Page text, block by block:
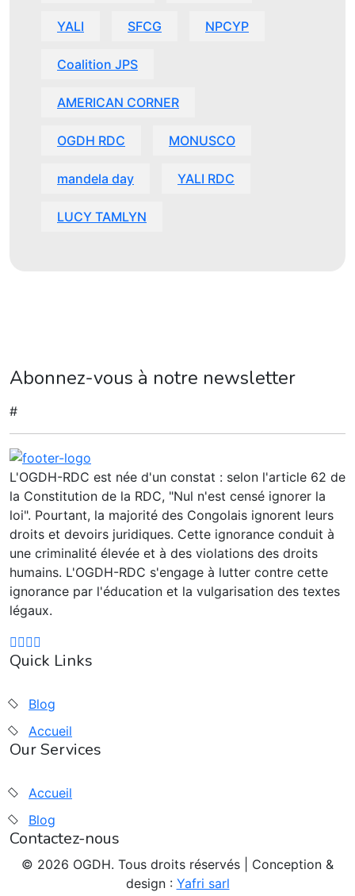
YALI SFCG NPCYP
Coalition JPS
AMERICAN CORNER
OGDH RDC MONUSCO
mandela day YALI RDC
LUCY TAMLYN
Abonnez-vous à notre newsletter
#
L'OGDH-RDC est née d'un constat : selon l'article 62 de
la Constitution de la RDC, "Nul n'est censé ignorer la
loi". Pourtant, la majorité des Congolais ignorent leurs
droits et devoirs juridiques. Cette ignorance conduit à
une criminalité élevée et à des violations des droits
humains. L'OGDH-RDC s'engage à lutter contre cette
ignorance par l'éducation et la vulgarisation des textes
légaux.
Quick Links
Blog
Accueil
Our Services
Accueil
Blog
Contactez-nous
© 2026 OGDH. Tous droits réservés | Conception &
design : Yafri sarl